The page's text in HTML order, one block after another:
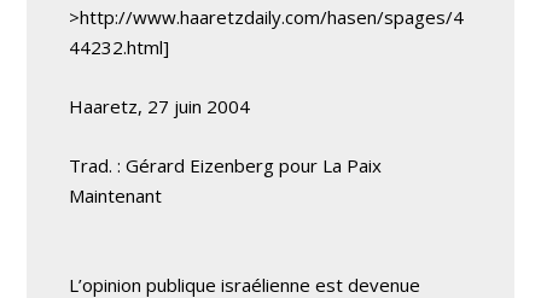
>http://www.haaretzdaily.com/hasen/spages/4
44232.html]
Haaretz, 27 juin 2004
Trad. : Gérard Eizenberg pour La Paix
Maintenant
L’opinion publique israélienne est devenue